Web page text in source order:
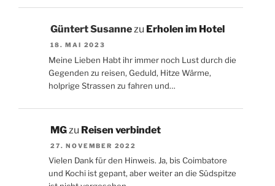
Güntert Susannezu Erholen im Hotel
18. MAI 2023
Meine Lieben Habt ihr immer noch Lust durch die
Gegenden zu reisen, Geduld, Hitze Wärme,
holprige Strassen zu fahren und…
MGzu Reisen verbindet
27. NOVEMBER 2022
Vielen Dank für den Hinweis. Ja, bis Coimbatore
und Kochi ist gepant, aber weiter an die Südspitze